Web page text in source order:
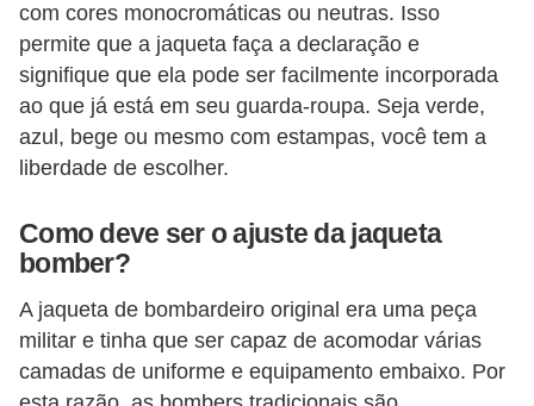
com cores monocromáticas ou neutras. Isso
permite que a jaqueta faça a declaração e
signifique que ela pode ser facilmente incorporada
ao que já está em seu guarda-roupa. Seja verde,
azul, bege ou mesmo com estampas, você tem a
liberdade de escolher.
Como deve ser o ajuste da jaqueta
bomber?
A jaqueta de bombardeiro original era uma peça
militar e tinha que ser capaz de acomodar várias
camadas de uniforme e equipamento embaixo. Por